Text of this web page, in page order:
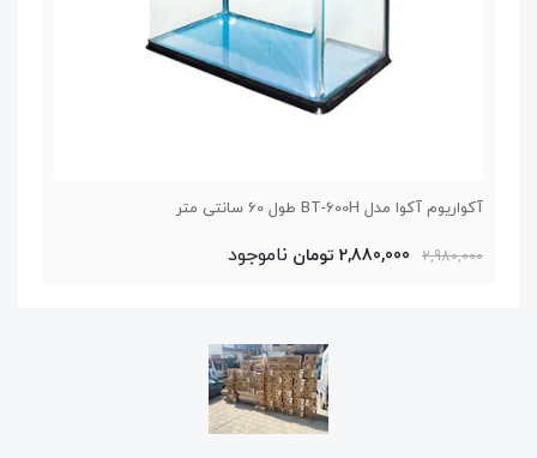
آکواریوم آکوا مدل BT-600H طول 60 سانتی متر
2,980,000 2,880,000 تومان ناموجود